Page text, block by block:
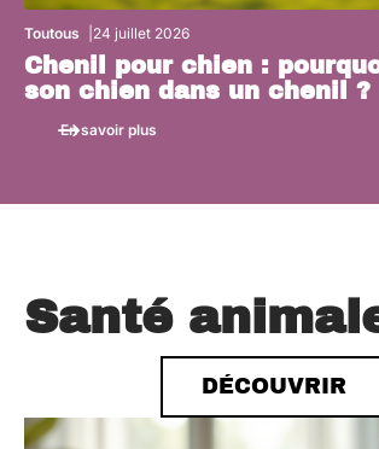
Toutous 24 juillet 2026
Chenil pour chien :
son chien dans un chenil ?
En savoir plus
Santé
DÉCOUVRIR